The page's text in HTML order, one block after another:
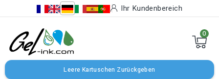
Ihr Kundenbereich
0
Leere Kartuschen Zurückgeben